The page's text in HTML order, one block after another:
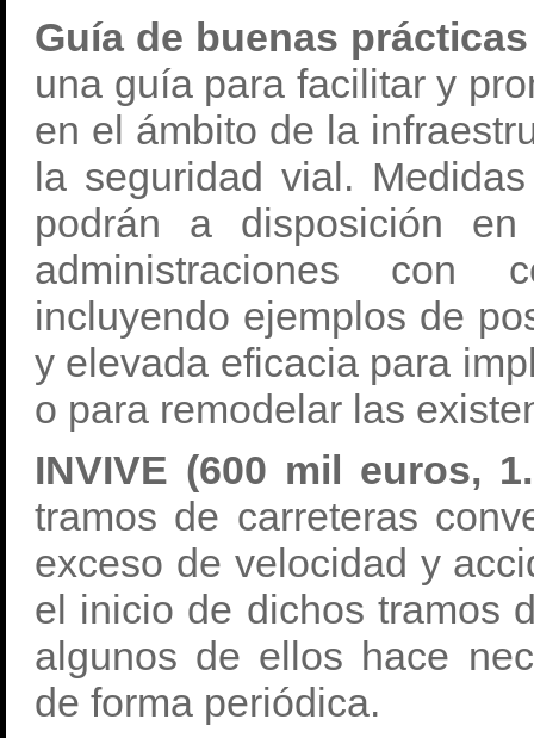
Guía de buenas
una guía para facilitar y
en el ámbito de la
la seguridad vial.
podrán a disposición
administraciones con
incluyendo ejemplos de
y elevada eficacia para
o para remodelar las
INVIVE (600 mil euros,
tramos de carreteras
exceso de velocidad y
el inicio de dichos tramos
algunos de ellos hace
de forma periódica.